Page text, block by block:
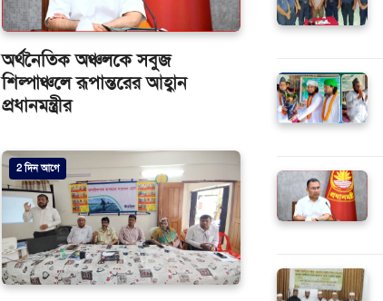
অর্থনৈতিক অঞ্চলকে সবুজ
শিল্পাঞ্চলে রূপান্তরের আহ্বান
প্রধানমন্ত্রীর
2 দিন আগে